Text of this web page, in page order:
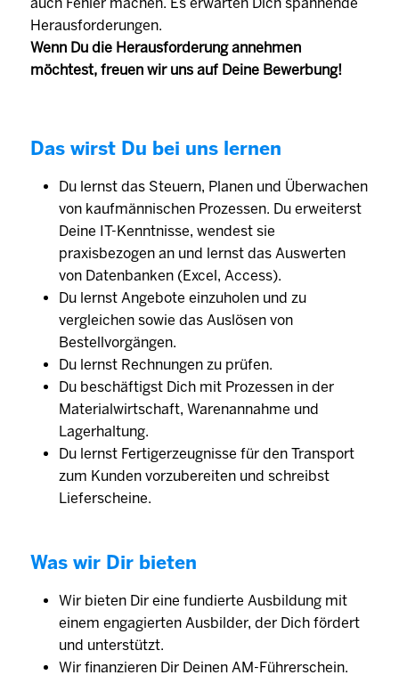
Herausforderungen.
Wenn Du die Herausforderung annehmen
möchtest, freuen wir uns auf Deine Bewerbung!
Das wirst Du bei uns lernen
Du lernst das Steuern, Planen und Überwachen
von kaufmännischen Prozessen. Du erweiterst
Deine IT-Kenntnisse, wendest sie
praxisbezogen an und lernst das Auswerten
von Datenbanken (Excel, Access).
Du lernst Angebote einzuholen und zu
vergleichen sowie das Auslösen von
Bestellvorgängen.
Du lernst Rechnungen zu prüfen.
Du beschäftigst Dich mit Prozessen in der
Materialwirtschaft, Warenannahme und
Lagerhaltung.
Du lernst Fertigerzeugnisse für den Transport
zum Kunden vorzubereiten und schreibst
Lieferscheine.
Was wir Dir bieten
Wir bieten Dir eine fundierte Ausbildung mit
einem engagierten Ausbilder, der Dich fördert
und unterstützt.
Wir finanzieren Dir Deinen AM-Führerschein.